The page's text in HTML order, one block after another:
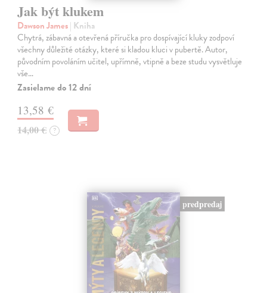
Jak být klukem
Dawson James| Kniha
Chytrá, zábavná a otevřená příručka pro dospívající kluky zodpoví
všechny důležité otázky, které si kladou kluci v pubertě. Autor,
původním povoláním učitel, upřímně, vtipně a beze studu vysvětluje
vše…
Zasielame do 12 dní
13,58 €
14,00 € ?
predpredaj